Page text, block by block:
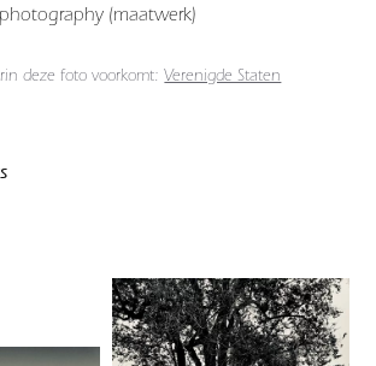
(maatwerk)
deze foto voorkomt:Verenigde Staten